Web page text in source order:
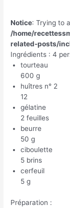
Notice: Trying to
/home/
related-posts/
Ingrédients : 4
tourteau
600 g
huîtres n° 2
12
gélatine
2 feuilles
beurre
50 g
ciboulette
5 brins
cerfeuil
5 g
Préparation :